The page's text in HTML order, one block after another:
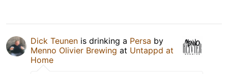
Dick Teunen is drinking a Persa by
Menno Olivier Brewing at Untappd at
Home